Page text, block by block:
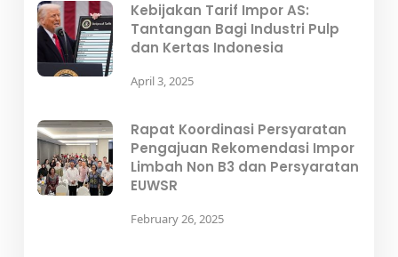
Kebijakan Tarif Impor AS:
Tantangan Bagi Industri Pulp
dan Kertas Indonesia
April 3, 2025
Rapat Koordinasi Persyaratan
Pengajuan Rekomendasi Impor
Limbah Non B3 dan Persyaratan
EUWSR
February 26, 2025